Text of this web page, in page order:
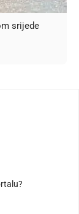
srijede